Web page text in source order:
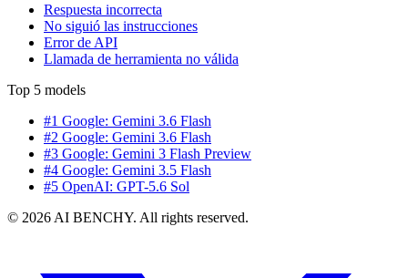
Respuesta incorrecta
No siguió las instrucciones
Error de API
Llamada de herramienta no válida
Top 5 models
#1 Google: Gemini 3.6 Flash
#2 Google: Gemini 3.6 Flash
#3 Google: Gemini 3 Flash Preview
#4 Google: Gemini 3.5 Flash
#5 OpenAI: GPT-5.6 Sol
© 2026 AI BENCHY. All rights reserved.